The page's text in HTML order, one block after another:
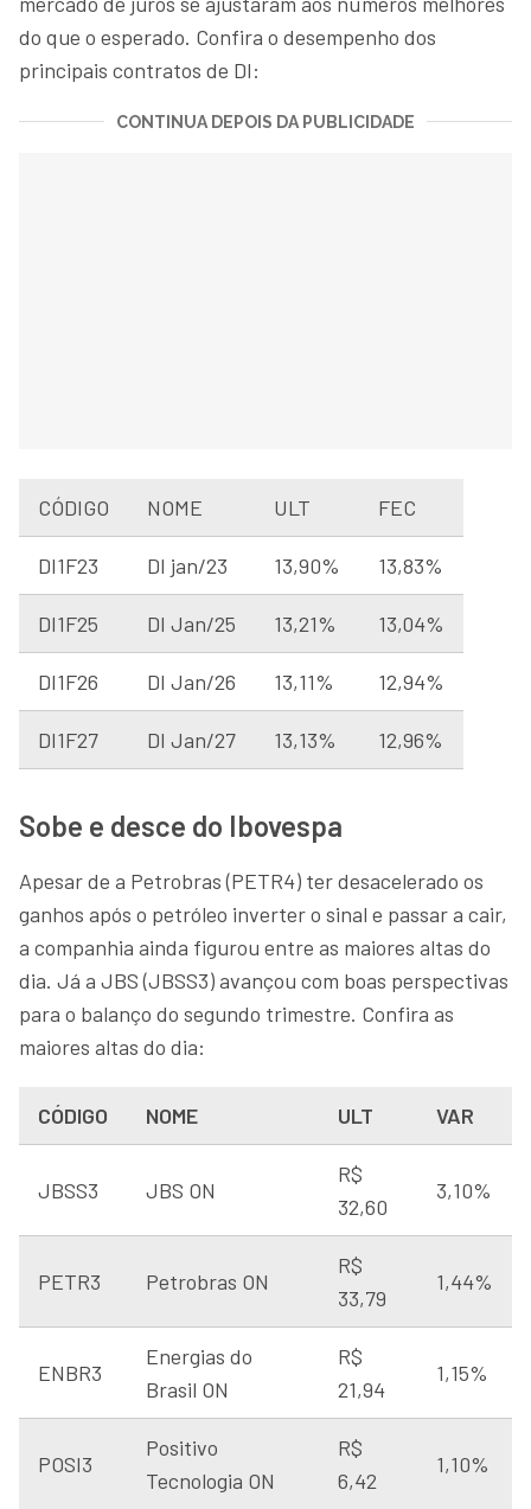
do que o esperado. Confira o desempenho dos
principais contratos de DI:
CONTINUA DEPOIS DA PUBLICIDADE
CÓDIGO NOME ULT FEC
DI1F23 DI jan/23 13,90% 13,83%
DI1F25 DI Jan/25 13,21% 13,04%
DI1F26 DI Jan/26 13,11% 12,94%
DI1F27 DI Jan/27 13,13% 12,96%
Sobe e desce do Ibovespa
Apesar de a Petrobras (PETR4) ter desacelerado os
ganhos após o petróleo inverter o sinal e passar a cair,
a companhia ainda figurou entre as maiores altas do
dia. Já a JBS (JBSS3) avançou com boas perspectivas
para o balanço do segundo trimestre. Confira as
maiores altas do dia:
CÓDIGO NOME ULT VAR
JBSS3 JBS ON
R$
32,60
3,10%
PETR3 Petrobras ON
R$
33,79
1,44%
ENBR3
Energias do
Brasil ON
R$
21,94
1,15%
POSI3
Positivo
Tecnologia ON
R$
6,42
1,10%